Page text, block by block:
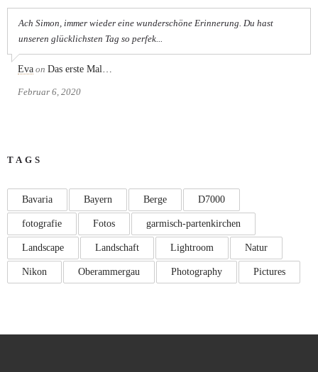
Ach Simon, immer wieder eine wunderschöne Erinnerung. Du hast
unseren glücklichsten Tag so perfek...
Eva on Das erste Mal…
Februar 6, 2020
TAGS
Bavaria Bayern Berge D7000
fotografie Fotos garmisch-partenkirchen
Landscape Landschaft Lightroom Natur
Nikon Oberammergau Photography Pictures